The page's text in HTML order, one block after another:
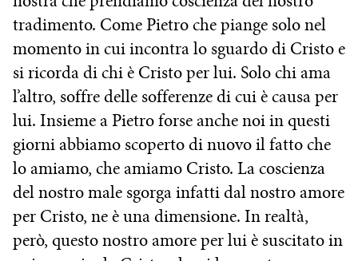
tradimento. Come Pietro che piange solo nel
momento in cui incontra lo sguardo di Cristo e
si ricorda di chi è Cristo per lui. Solo chi ama
l’altro, soffre delle sofferenze di cui è causa per
lui. Insieme a Pietro forse anche noi in questi
giorni abbiamo scoperto di nuovo il fatto che
lo amiamo, che amiamo Cristo. La coscienza
del nostro male sgorga infatti dal nostro amore
per Cristo, ne è una dimensione. In realtà,
però, questo nostro amore per lui è suscitato in